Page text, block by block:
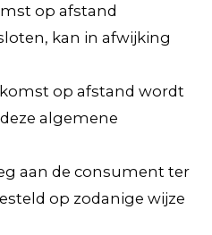
op afstand
kan in afwijking
op afstand wordt
algemene
aan de consument ter
op zodanige wijze